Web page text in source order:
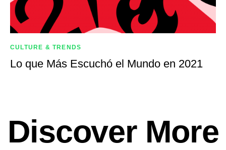
CULTURE & TRENDS
Lo que Más Escuchó el Mundo en 2021
Discover More